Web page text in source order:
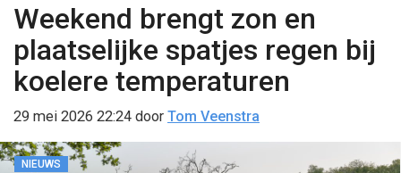
Weekend brengt zon en
plaatselijke spatjes regen bij
koelere temperaturen
29 mei 2026 22:24 door Tom Veenstra
NIEUWS